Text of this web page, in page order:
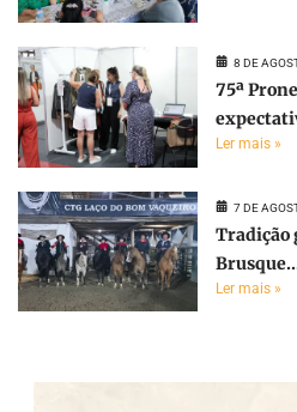
8 DE
75ª
Ler mais »
7 DE
Tradição
Ler mais »